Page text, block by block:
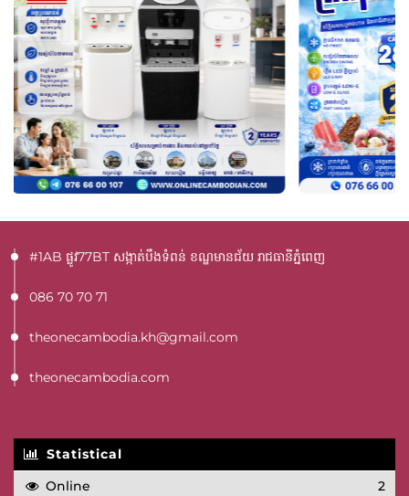
#1AB ផ្លូវ77BT​ សង្កាត់បឹងទំពន់ ខណ្ឌមានជ័យ រាជធានីភ្នំពេញ
086 70 70 71
theonecambodia.kh@gmail.com
theonecambodia.com
Statistical
Online
2